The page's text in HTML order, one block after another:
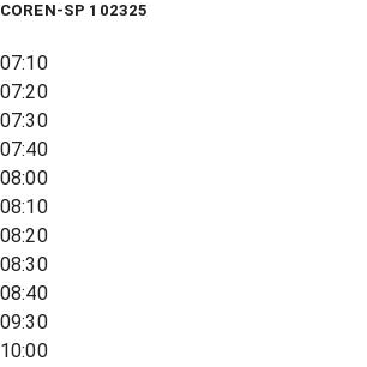
COREN-SP 102325
07:10
07:20
07:30
07:40
08:00
08:10
08:20
08:30
08:40
09:30
10:00